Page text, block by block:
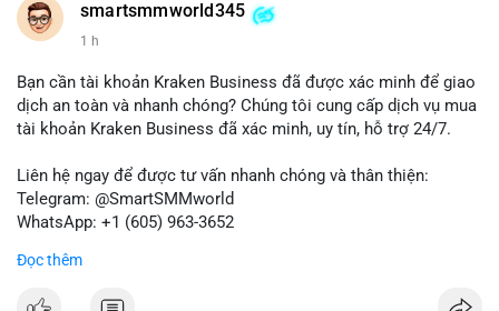
smartsmmworld345
1 h
Bạn cần tài khoản Kraken Business đã được xác minh để giao
dịch an toàn và nhanh chóng? Chúng tôi cung cấp dịch vụ mua
tài khoản Kraken Business đã xác minh, uy tín, hỗ trợ 24/7.
Liên hệ ngay để được tư vấn nhanh chóng và thân thiện:
Telegram: @SmartSMMworld
WhatsApp: +1 (605) 963-3652
#buyverifiedkrakenbusinessaccounts
Đọc thêm